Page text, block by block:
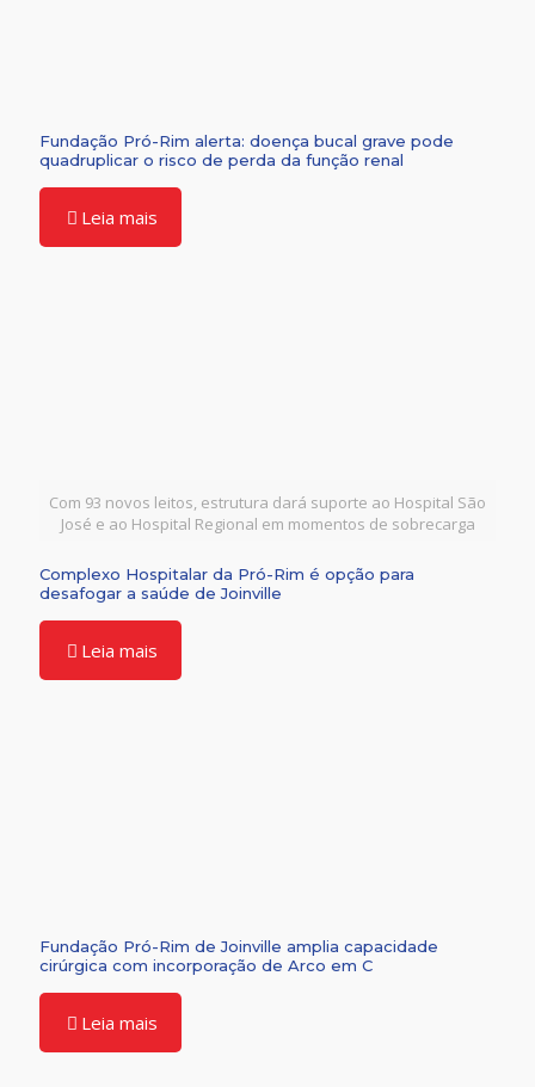
Fundação Pró-Rim alerta: doença bucal grave pode
quadruplicar o risco de perda da função renal
Leia mais
Com 93 novos leitos, estrutura dará suporte ao Hospital São
José e ao Hospital Regional em momentos de sobrecarga
Complexo Hospitalar da Pró-Rim é opção para
desafogar a saúde de Joinville
Leia mais
Fundação Pró-Rim de Joinville amplia capacidade
cirúrgica com incorporação de Arco em C
Leia mais